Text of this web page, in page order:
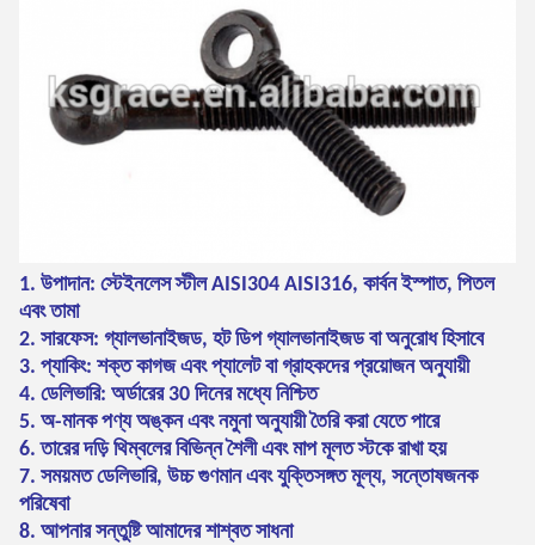
1. উপাদান: স্টেইনলেস স্টীল AISI304 AISI316, কার্বন ইস্পাত, পিতল
এবং তামা
2. সারফেস: গ্যালভানাইজড, হট ডিপ গ্যালভানাইজড বা অনুরোধ হিসাবে
3. প্যাকিং: শক্ত কাগজ এবং প্যালেট বা গ্রাহকদের প্রয়োজন অনুযায়ী
4. ডেলিভারি: অর্ডারের 30 দিনের মধ্যে নিশ্চিত
5. অ-মানক পণ্য অঙ্কন এবং নমুনা অনুযায়ী তৈরি করা যেতে পারে
6. তারের দড়ি থিম্বলের বিভিন্ন শৈলী এবং মাপ মূলত স্টকে রাখা হয়
7. সময়মত ডেলিভারি, উচ্চ গুণমান এবং যুক্তিসঙ্গত মূল্য, সন্তোষজনক
পরিষেবা
8. আপনার সন্তুষ্টি আমাদের শাশ্বত সাধনা